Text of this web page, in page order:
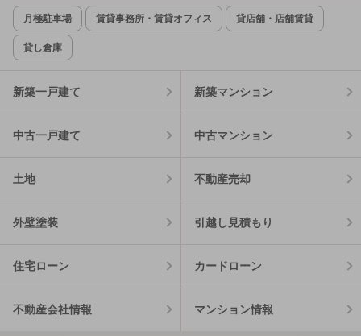
月極駐車場 賃貸事務所・賃貸オフィス 貸店舗・店舗賃貸
貸し倉庫
新築一戸建て 新築マンション
中古一戸建て 中古マンション
土地 不動産売却
外壁塗装 引越し見積もり
住宅ローン カードローン
不動産会社情報 マンション情報